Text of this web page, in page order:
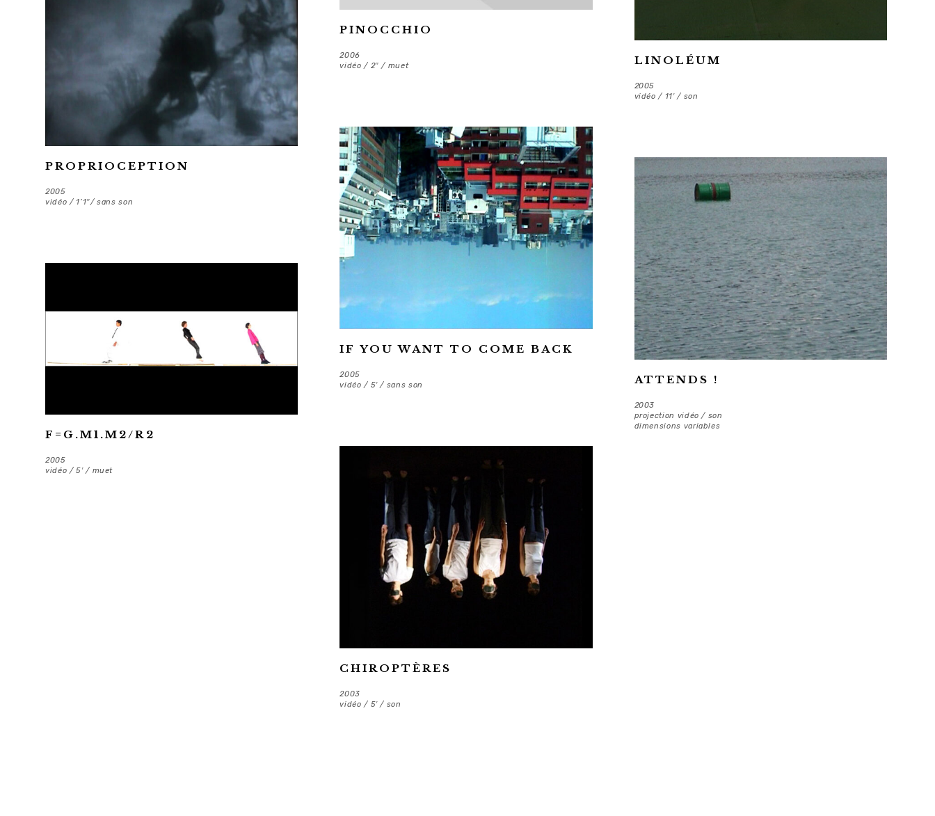
PINOCCHIO
2006
vidéo / 2″ / muet
LINOLÉUM
2005
vidéo / 11′ / son
PROPRIOCEPTION
2005
vidéo / 1’1″/ sans son
IF YOU WANT TO COME BACK
2005
vidéo / 5′ / sans son
ATTENDS !
2003
projection vidéo / son
dimensions variables
F=G.M1.M2/R2
2005
vidéo / 5′ / muet
CHIROPTÈRES
2003
vidéo / 5′ / son